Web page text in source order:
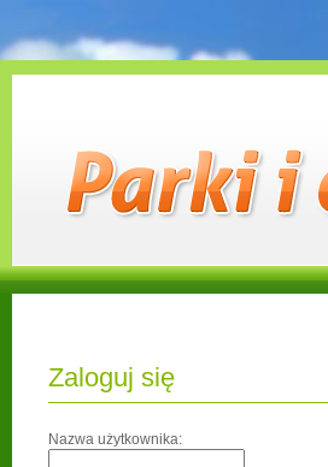
Zaloguj się
Nazwa użytkownika: